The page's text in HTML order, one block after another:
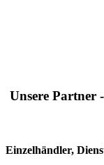
Unsere Partner
Einzelhändler,